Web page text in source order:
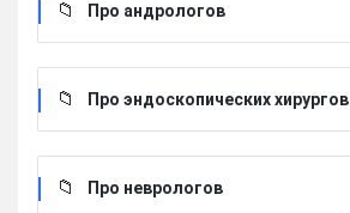
Про андрологов
Про эндоскопических хирургов
Про неврологов